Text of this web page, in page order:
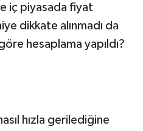
iç piyasada fiyat
dikkate alınmadı da
hesaplama yapıldı?
hızla gerilediğine